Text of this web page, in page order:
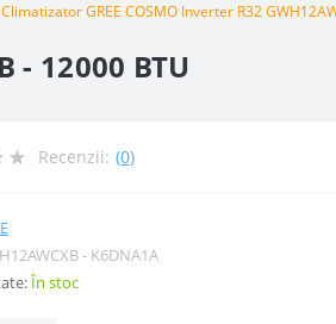
Climatizator GREE COSMO Inverter R32
- 12000 BTU
Recenzii: (0)
- K6DNA1A
În stoc